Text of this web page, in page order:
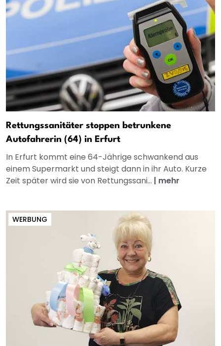
Rettungssanitäter stoppen betrunkene
Autofahrerin (64) in Erfurt
In Erfurt kommt eine 64-Jährige schwankend aus
einem Supermarkt und steigt dann in ihr Auto. Kurze
Zeit später wird sie von Rettungssani... | mehr
WERBUNG